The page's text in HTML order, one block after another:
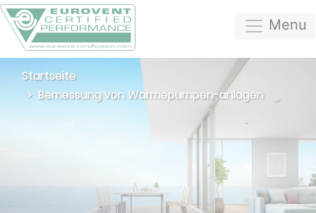
Menu
Startseite
Bemessung von Wärmepumpen-anlagen